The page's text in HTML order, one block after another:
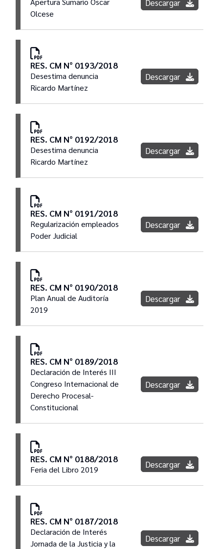
Olcese
Descargar
RES. CM N° 0193/2018
Desestima denuncia
Ricardo Martínez
Descargar
RES. CM N° 0192/2018
Desestima denuncia
Ricardo Martínez
Descargar
RES. CM N° 0191/2018
Regularización empleados
Poder Judicial
Descargar
RES. CM N° 0190/2018
Plan Anual de Auditoría
2019
Descargar
RES. CM N° 0189/2018
Declaración de Interés III
Congreso Internacional de
Derecho Procesal-
Constitucional
Descargar
RES. CM N° 0188/2018
Feria del Libro 2019 Descargar
RES. CM N° 0187/2018
Declaración de Interés
Jornada de la Justicia y la
Descargar